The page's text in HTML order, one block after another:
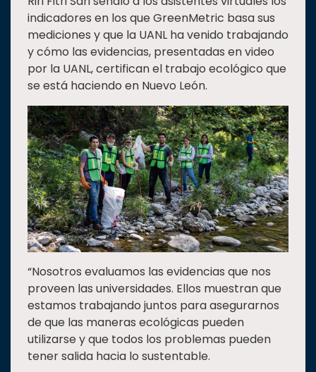
indicadores en los que GreenMetric basa sus
mediciones y que la UANL ha venido trabajando
y cómo las evidencias, presentadas en video
por la UANL, certifican el trabajo ecológico que
se está haciendo en Nuevo León.
“Nosotros evaluamos las evidencias que nos
proveen las universidades. Ellos muestran que
estamos trabajando juntos para asegurarnos
de que las maneras ecológicas pueden
utilizarse y que todos los problemas pueden
tener salida hacia lo sustentable.